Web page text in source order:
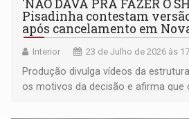
'NÃO DAVA PRA FAZER O
Pisadinha contestam
após cancelamento em
Interior 23 de Julho de 2026 às
Produção divulga vídeos da
os motivos da decisão e afirma que